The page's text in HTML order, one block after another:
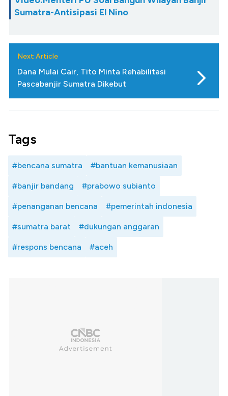
Sumatra-Antisipasi El Nino
Next Article
Dana Mulai Cair, Tito Minta Rehabilitasi
Pascabanjir Sumatra Dikebut
Tags
#bencana sumatra #bantuan kemanusiaan
#banjir bandang #prabowo subianto
#penanganan bencana #pemerintah indonesia
#sumatra barat #dukungan anggaran
#respons bencana #aceh